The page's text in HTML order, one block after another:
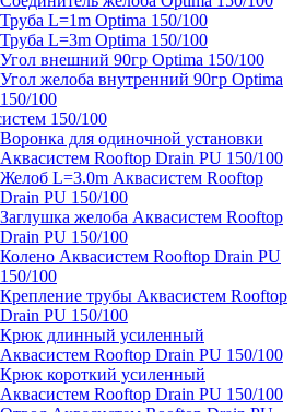
Труба L=1m Optima 150/100
Труба L=3m Optima 150/100
Угол внешний 90гр Optima 150/100
Угол желоба внутренний 90гр Optima
150/100
150/100
Воронка для одиночной установки
Аквасистем Rooftop Drain PU 150/100
Желоб L=3.0m Аквасистем Rooftop
Drain PU 150/100
Заглушка желоба Аквасистем Rooftop
Drain PU 150/100
Колено Аквасистем Rooftop Drain PU
150/100
Крепление трубы Аквасистем Rooftop
Drain PU 150/100
Крюк длинный усиленный
Аквасистем Rooftop Drain PU 150/100
Крюк короткий усиленный
Аквасистем Rooftop Drain PU 150/100